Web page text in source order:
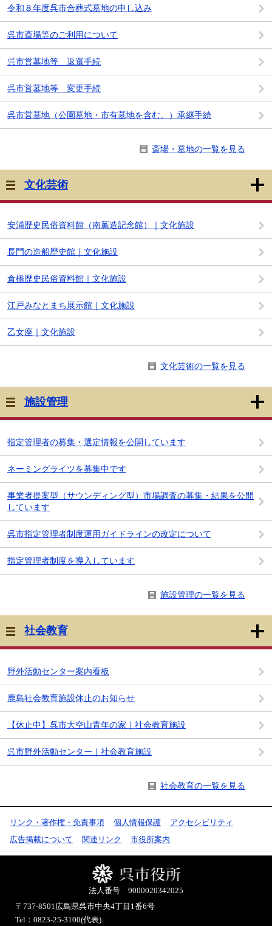
令和８年度呉市合葬式墓地の申し込み
呉市斎場等のご利用について
呉市営墓地等 返還手続
呉市営墓地等 変更手続
呉市営墓地（公園墓地・市有墓地を含む。）承継手続
斎場・墓地の一覧を見る
文化芸術
安浦歴史民俗資料館（南薫造記念館）｜文化施設
長門の造船歴史館｜文化施設
倉橋歴史民俗資料館｜文化施設
江戸みなとまち展示館｜文化施設
乙女座｜文化施設
文化芸術の一覧を見る
施設管理
指定管理者の募集・選定情報を公開しています
ネーミングライツを募集中です
事業者提案型（サウンディング型）市場調査の募集・結果を公開
しています
呉市指定管理者制度運用ガイドラインの改定について
指定管理者制度を導入しています
施設管理の一覧を見る
社会教育
野外活動センター案内看板
鹿島社会教育施設休止のお知らせ
【休止中】呉市大空山青年の家｜社会教育施設
呉市野外活動センター｜社会教育施設
社会教育の一覧を見る
リンク・著作権・免責事項 個人情報保護
アクセシビリティ
広告掲載について
関連リンク 市役所案内
法人番号 9000020342025
〒737-8501 広島県呉市中央4丁目1番6号
Tel：0823-25-3100(代表)